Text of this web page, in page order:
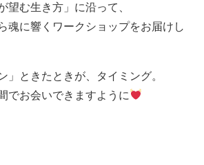
望む生き方」に沿って、
魂に響くワークショップをお届けし
」ときたときが、タイミング。
でお会いできますように